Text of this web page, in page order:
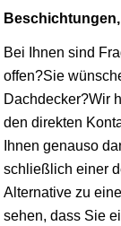
Bei Ihnen sind
offen?Sie
Dachdecker?Wir
den direkten
Ihnen genauso
schließlich einer
Alternative zu
sehen, dass Sie